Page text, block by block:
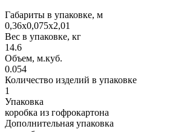
Габариты в упаковке, м
0,36х0,075х2,01
Вес в упаковке, кг
14.6
Объем, м.куб.
0.054
Количество изделий в упаковке
1
Упаковка
коробка из гофрокартона
Дополнительная упаковка